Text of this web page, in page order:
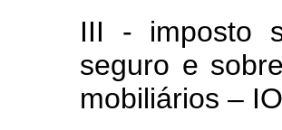
III - imposto
seguro e
mobiliários –